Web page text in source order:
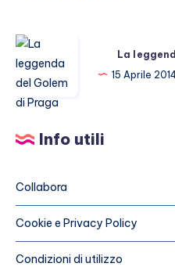
La
leggenda
del
Golem
Praga
La
15 Aprile
Info utili
Collabora
Cookie e Privacy Policy
Condizioni di utilizzo